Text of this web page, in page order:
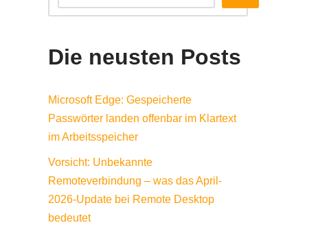
Die neusten Posts
Microsoft Edge: Gespeicherte
Passwörter landen offenbar im Klartext
im Arbeitsspeicher
Vorsicht: Unbekannte
Remoteverbindung – was das April-
2026-Update bei Remote Desktop
bedeutet